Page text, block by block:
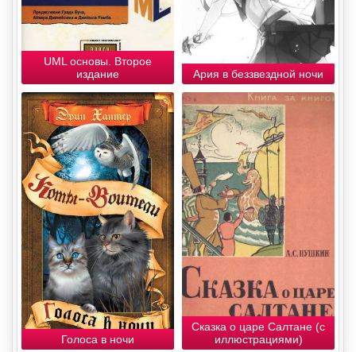
UML основы. Второе
издание
Ария в беззвездной ночи
Голоса в ночи
Сказка о царе Салтане (с
иллюстрациями)